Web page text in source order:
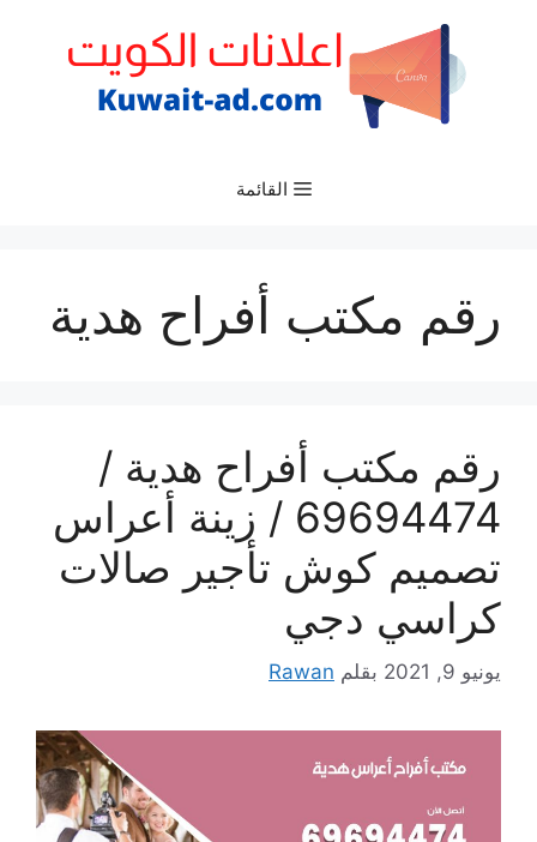
القائمة
رقم مكتب أفراح هدية
رقم مكتب أفراح هدية /
69694474 / زينة أعراس
تصميم كوش تأجير صالات
كراسي دجي
يونيو 9, 2021 بقلم Rawan